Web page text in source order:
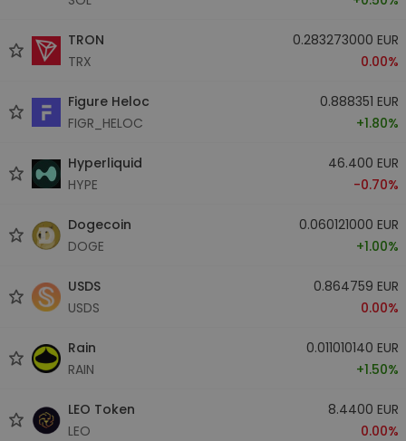
TRON
TRX
0.283273000 EUR
0.00%
Figure Heloc
FIGR_HELOC
0.888351 EUR
+1.80%
Hyperliquid
HYPE
46.400 EUR
-0.70%
Dogecoin
DOGE
0.060121000 EUR
+1.00%
USDS
USDS
0.864759 EUR
0.00%
Rain
RAIN
0.011010140 EUR
+1.50%
LEO Token
LEO
8.4400 EUR
0.00%